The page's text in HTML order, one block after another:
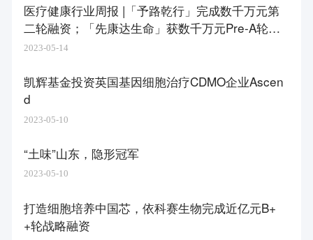
医疗健康行业周报 |「予路乾行」完成数千万元第
二轮融资；「先康达生命」获数千万元Pre-A轮融
资
2023-05-14
凯辉基金投资英国基因细胞治疗CDMO企业Ascen
d
2023-05-10
“土味”山东，隐形冠军
2023-05-10
打造细胞培养中国芯，依科赛生物完成近亿元B+
+轮战略融资